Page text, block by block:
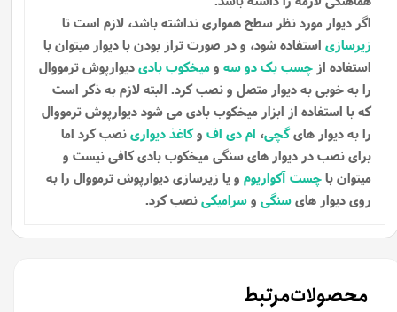
اگر دیوار مورد نظر سطح همواری نداشته باشد، لازم است تا
زیرسازی استفاده شود، و در صورت تراز بودن با دیوار میتوان با
استفاده از چسب یک دو سه ومیخکوب بادیدیوارپوش ترمووال
را به خوبی به دیوار متصل و نصب کرد. البته لازم به ذکر است
که با استفاده از ابزار میخکوب بادی می شود دیوارپوش ترمووال
را به دیوار هایگچی، ام دی اف وکاغذ دیوارینصب کرد اما
برای نصب در دیوار های سنگی میخکوب بادی کافی نیست و
میتوان باچست آکواریوم و یا زیرسازی دیوارپوش ترمووال را به
روی دیوار هایسنگی وسرامیکینصب کرد.
محصولات مرتبط